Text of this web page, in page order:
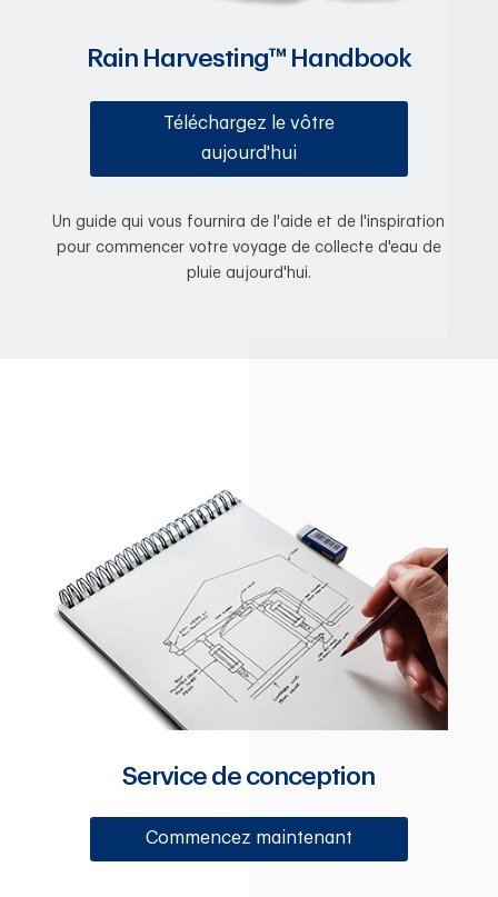
Rain Harvesting™ Handbook
Téléchargez le vôtre
aujourd'hui
Un guide qui vous fournira de l'aide et de l'inspiration
pour commencer votre voyage de collecte d'eau de
pluie aujourd'hui.
Service de conception
Commencez maintenant